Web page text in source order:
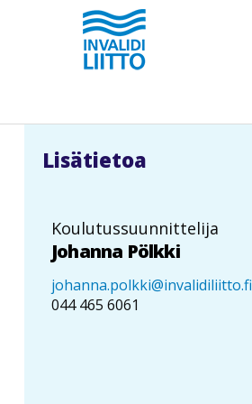
pääsisältöön
e
g
a
e
n
u
Lisätietoa
Koulutussuunnittelija
Johanna Pölkki
johanna.polkki@invalidiliitto.fi
044 465 6061